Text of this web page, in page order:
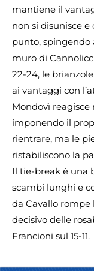
mantiene il
non si disunisce
punto, spingendo
muro di
22-24, le
ai vantaggi con
Mondovì reagisce
imponendo il
rientrare, ma le
ristabiliscono la
Il tie-break è una
scambi lunghi e
da Cavallo rompe
decisivo delle
Francioni sul 15-11.